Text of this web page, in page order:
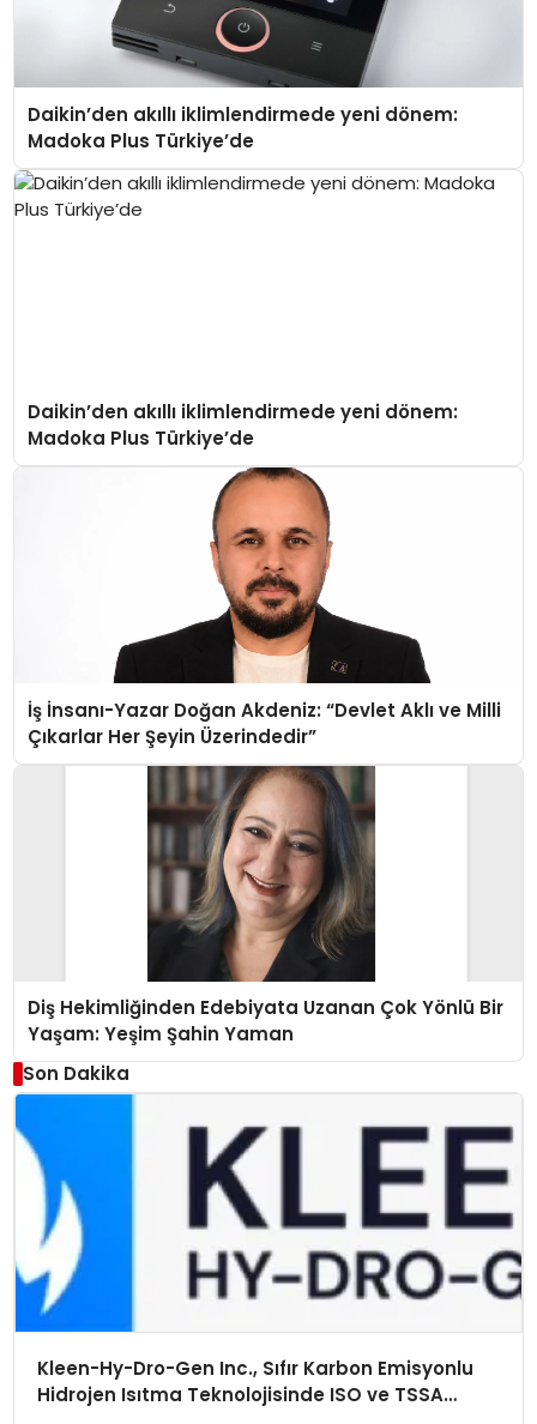
Daikin’den akıllı iklimlendirmede yeni dönem:
Madoka Plus Türkiye’de
Daikin’den akıllı iklimlendirmede yeni dönem:
Madoka Plus Türkiye’de
İş İnsanı-Yazar Doğan Akdeniz: “Devlet Aklı ve Milli
Çıkarlar Her Şeyin Üzerindedir”
Diş Hekimliğinden Edebiyata Uzanan Çok Yönlü Bir
Yaşam: Yeşim Şahin Yaman
Son Dakika
Kleen-Hy-Dro-Gen Inc., Sıfır Karbon Emisyonlu
Hidrojen Isıtma Teknolojisinde ISO ve TSSA